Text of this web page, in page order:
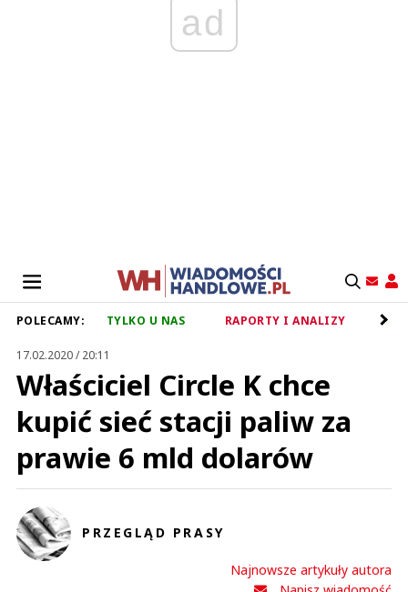
ad
POLECAMY: TYLKO U NAS RAPORTY I ANALIZY
17.02.2020 / 20:11
Właściciel Circle K chce
kupić sieć stacji paliw za
prawie 6 mld dolarów
PRZEGLĄD PRASY
Najnowsze artykuły autora